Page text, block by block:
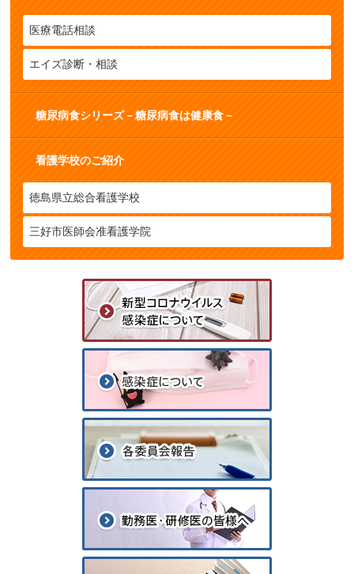
医療電話相談
エイズ診断・相談
糖尿病食シリーズ－糖尿病食は健康食－
看護学校のご紹介
徳島県立総合看護学校
三好市医師会准看護学院